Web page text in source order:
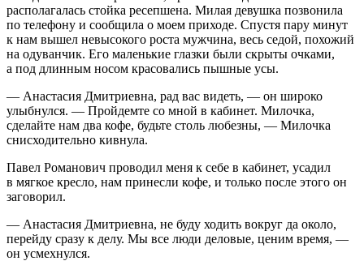
располагалась стойка ресепшена. Милая девушка позвонила
по телефону и сообщила о моем приходе. Спустя пару минут
к нам вышел невысокого роста мужчина, весь седой, похожий
на одуванчик. Его маленькие глазки были скрыты очками,
а под длинным носом красовались пышные усы.
— Анастасия Дмитриевна, рад вас видеть, — он широко
улыбнулся. — Пройдемте со мной в кабинет. Милочка,
сделайте нам два кофе, будьте столь любезны, — Милочка
снисходительно кивнула.
Павел Романович проводил меня к себе в кабинет, усадил
в мягкое кресло, нам принесли кофе, и только после этого он
заговорил.
— Анастасия Дмитриевна, не буду ходить вокруг да около,
перейду сразу к делу. Мы все люди деловые, ценим время, —
он усмехнулся.